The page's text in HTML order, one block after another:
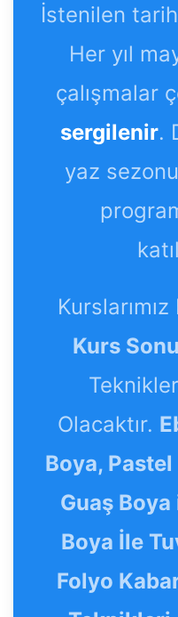
İstenilen
Her yıl
çalışmalar
sergilenir.
yaz
Kurs
Olacaktır.
Boya,
Guaş
Boya İle
Folyo